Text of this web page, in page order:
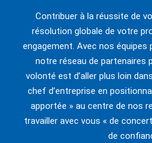
Contribuer à la réussite de
résolution globale de votre
engagement. Avec nos
notre réseau de partenaires
volonté est d’aller plus loin
chef d’entreprise en
apportée » au centre de nos
travailler avec vous « de
de